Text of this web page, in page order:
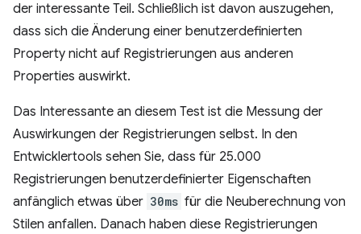
der interessante Teil. Schließlich ist davon auszugehen,
dass sich die Änderung einer benutzerdefinierten
Property nicht auf Registrierungen aus anderen
Properties auswirkt.
Das Interessante an diesem Test ist die Messung der
Auswirkungen der Registrierungen selbst. In den
Entwicklertools sehen Sie, dass für 25.000
Registrierungen benutzerdefinierter Eigenschaften
anfänglich etwas über 30ms für die Neuberechnung von
Stilen anfallen. Danach haben diese Registrierungen